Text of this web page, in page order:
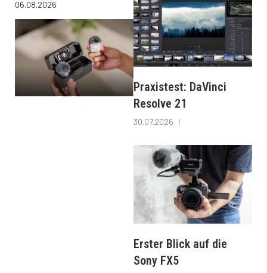
06.08.2026
Praxistest: DaVinci
Resolve 21
30.07.2026
Erster Blick auf die
Sony FX5